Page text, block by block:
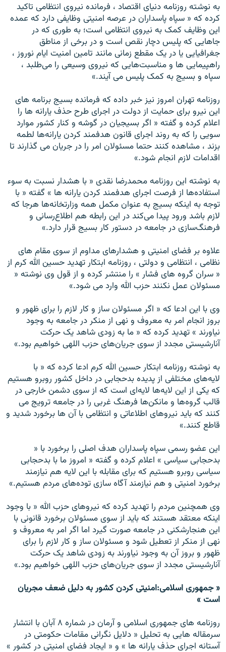
به نوشته روزنامه دنيای اقتصاد ، فرمانده نيروی انتظامی تاکيد
کرده که « سپاه پاسداران در عرصه امنيتی وظايفی دارد که عمده
اين وظايف کمک به نيروی انتظامی است؛ به طوری که در
جاهايی که پليس دچار نقص است و در برخی از مناطق
جغرافيايی يا در يک مقطع زمانی مانند تامين امنيت ايام نوروز ،
راهپيمايی ‌ها و مناسبت‌هايی که نيروی وسيعی را می‌طلبد ،
سپاه و بسيج به کمک پليس می ‌آيند.»
روزنامه تهران امروز نيز خبر داده که فرمانده بسيج برنامه های
اين نيرو برای حمايت از دولت در اجرای طرح حذف يارانه ها را
اعلام کرده و گفته « اگر بسيجيان در گوشه و کنار کشور موارد
سويی را که به روند اجرای قانون هدفمند کردن يارانه‌ها لطمه
بزند ، مشاهده کنند حتما مسئولان امر را در جريان می ‌گذارند تا
اقدامات لازم انجام شود.»
به نوشته اين روزنامه محمدرضا نقدی « با هشدار نسبت به سوء
استفاده‌ها از فرصت اجرای هدفمند کردن يارانه ها » گفته « با
توجه به اينکه بسيج به عنوان مکمل همه وزارتخانه‌ها هرجا که
لازم باشد ورود پيدا می‌کند در اين رابطه هم اطلاع‌رسانی و
فرهنگ‌سازی در جامعه در دستور کار بسيج قرار دارد.»
علاوه بر فضای امنيتی و هشدارهای مداوم از سوی مقام های
نظامی ، انتظامی و دولتی ، روزنامه ابتکار تهديد حسين الله کرم از
« سران گروه های فشار » را منتشر کرده و از قول وی نوشته «
مسئولان عمل نکنند حزب الله وارد می شود.»
وی با اين ادعا که « اگر مسئولان ساز و کار لازم را برای ظهور و
بروز انجام امر به معروف و نهی از منکر در جامعه به وجود
نياورند » تهديد کرده که « ما به زودی شاهد يک حرکت
آنارشيستی مجدد از سوی جريان‌های حزب اللهی خواهيم بود.»
به نوشته روزنامه ابتکار حسين الله کرم ادعا کرده که « با
لايه‌های مختلفی از پديده بدحجابی در داخل کشور روبرو هستيم
که يکی از اين لايه‌ها لايه‌ای است که از سوی دشمن خارجی در
قالب گروه‌ها و مانکن‌ها فرهنگ غربی را در جامعه ترويج می
‌کنند که بايد نيروهای اطلاعاتی و انتظامی با آن ها برخورد شديد و
قاطع کنند.»
اين عضو رسمی سپاه پاسداران هدف اصلی را برخورد با «
بدحجابی سياسی » اعلام کرده و گفته « امروز ما با بدحجابی
سياسی روبرو هستيم که برای مقابله با اين لايه هم نيازمند
برخورد امنيتی و هم نيازمند آگاه سازی توده‌های مردم هستيم.»
وی همچنين مردم را تهديد کرده که نيروهای حزب الله « با وجود
اينکه معتقد هستند که بايد از سوی مسئولان برخورد قانونی با
اين هنجارشکنی در جامعه صورت گيرد اما اگر امر به معروف و
نهی از منکر از تعطيل شود و مسئولان ساز و کار لازم را برای
ظهور و بروز آن به وجود نياورند به زودی شاهد يک حرکت
آنارشيستی مجدد از سوی جريان‌های حزب اللهی خواهيم بود.»
« جمهوری اسلامی:امنيتی کردن کشور به دليل ضعف مجريان
است »
روزنامه های جمهوری اسلامی و آرمان در شماره ۸ آبان با انتشار
سرمقاله هايی به تحليل « دلايل نگرانی مقامات حکومتی در
آستانه اجرای حذف يارانه ها » و « ايجاد فضای امنيتی در کشور »